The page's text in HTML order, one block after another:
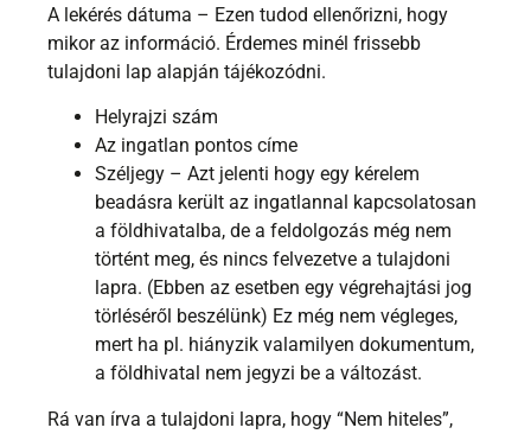
A lekérés dátuma – Ezen tudod ellenőrizni, hogy
mikor az információ. Érdemes minél frissebb
tulajdoni lap alapján tájékozódni.
Helyrajzi szám
Az ingatlan pontos címe
Széljegy – Azt jelenti hogy egy kérelem
beadásra került az ingatlannal kapcsolatosan
a földhivatalba, de a feldolgozás még nem
történt meg, és nincs felvezetve a tulajdoni
lapra. (Ebben az esetben egy végrehajtási jog
törléséről beszélünk) Ez még nem végleges,
mert ha pl. hiányzik valamilyen dokumentum,
a földhivatal nem jegyzi be a változást.
Rá van írva a tulajdoni lapra, hogy “Nem hiteles”,